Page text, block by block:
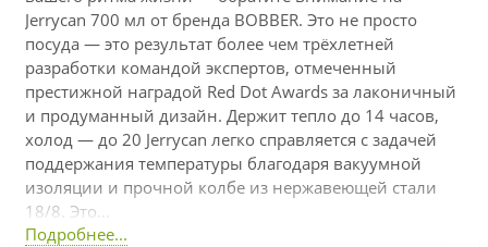
Jerrycan 700 мл от бренда BOBBER. Это не просто
посуда — это результат более чем трёхлетней
разработки командой экспертов, отмеченный
престижной наградой Red Dot Awards за лаконичный
и продуманный дизайн. Держит тепло до 14 часов,
холод — до 20 Jerrycan легко справляется с задачей
поддержания температуры благодаря вакуумной
изоляции и прочной колбе из нержавеющей стали
18/8. Это...
Подробнее...